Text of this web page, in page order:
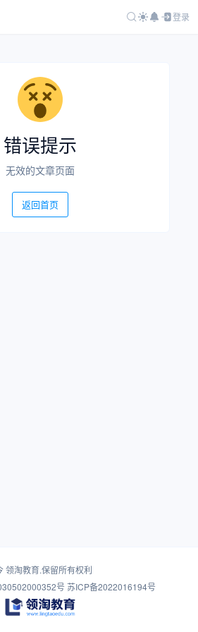
登录
错误提示
无效的文章页面
返回首页
领淘教育.保留所有权利
号 苏ICP备2022016194号